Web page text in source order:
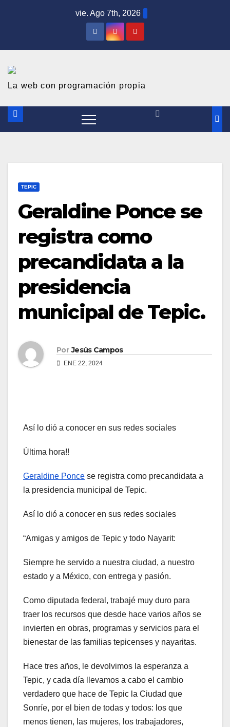
c
vie. Ago 7th, 2026
La web con programación propia
TEPIC
Geraldine Ponce se
registra como
precandidata a la
presidencia
municipal de Tepic.
Por Jesús Campos
ENE 22, 2024
Así lo dió a conocer en sus redes sociales
Última hora!!
Geraldine Ponce se registra como precandidata a
la presidencia municipal de Tepic.
Así lo dió a conocer en sus redes sociales
“Amigas y amigos de Tepic y todo Nayarit:
Siempre he servido a nuestra ciudad, a nuestro
estado y a México, con entrega y pasión.
Como diputada federal, trabajé muy duro para
traer los recursos que desde hace varios años se
invierten en obras, programas y servicios para el
bienestar de las familias tepicenses y nayaritas.
Hace tres años, le devolvimos la esperanza a
Tepic, y cada día llevamos a cabo el cambio
verdadero que hace de Tepic la Ciudad que
Sonríe, por el bien de todas y todos: los que
menos tienen, las mujeres, los trabajadores,